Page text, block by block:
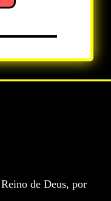
de Deus, por